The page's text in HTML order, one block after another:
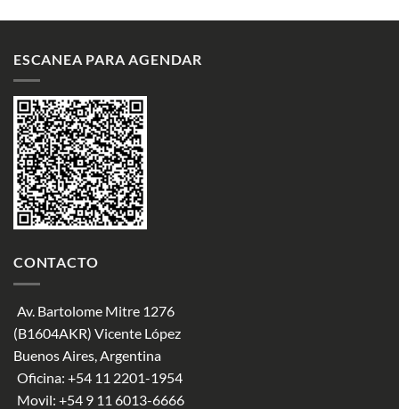
ESCANEA PARA AGENDAR
CONTACTO
Av. Bartolome Mitre 1276
(B1604AKR) Vicente López
Buenos Aires, Argentina
Oficina: +54 11 2201-1954
Movil: +54 9 11 6013-6666